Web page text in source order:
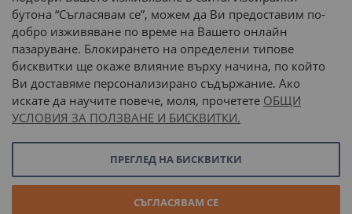
Доставка до адрес с:
или
наш транспорт
бутона “Съгласявам се”, можем да Ви предоставим по-
добро изживяване по време на Вашето онлайн
пазаруване. Блокирането на определени типове
бисквитки ще окаже влияние върху начина, по който
Ви доставяме персонализирано съдържание. Ако
искате да научите повече, моля, прочетете ОБЩИ
УСЛОВИЯ ЗА ПОЛЗВАНЕ И БИСКВИТКИ.
СЪГЛАСЯВАМ СЕ
ПРЕГЛЕД НА БИСКВИТКИ